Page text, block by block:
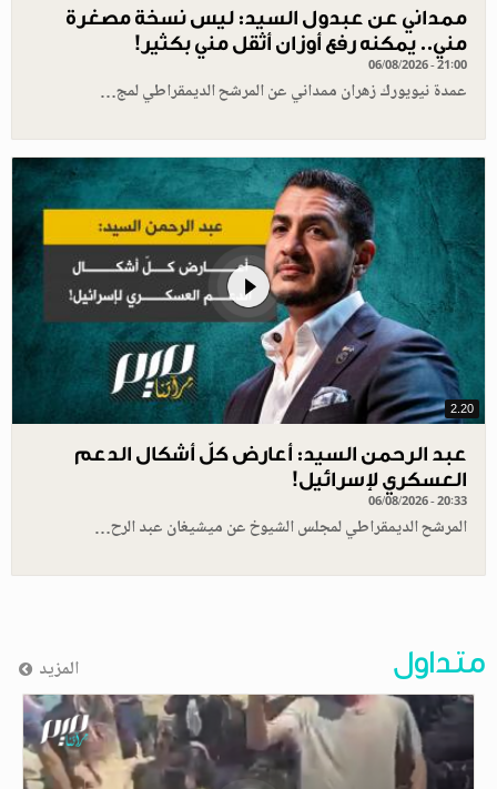
ممداني عن عبدول السيد: ليس نسخة مصغرة
مني.. يمكنه رفع أوزان أثقل مني بكثير!
06/08/2026 - 21:00
عمدة نيويورك زهران ممداني عن المرشح الديمقراطي لمج…
2.20
عبد الرحمن السيد: أعارض كلّ أشكال الدعم
العسكري لإسرائيل!
06/08/2026 - 20:33
المرشح الديمقراطي لمجلس الشيوخ عن ميشيغان عبد الرح…
متداول المزيد